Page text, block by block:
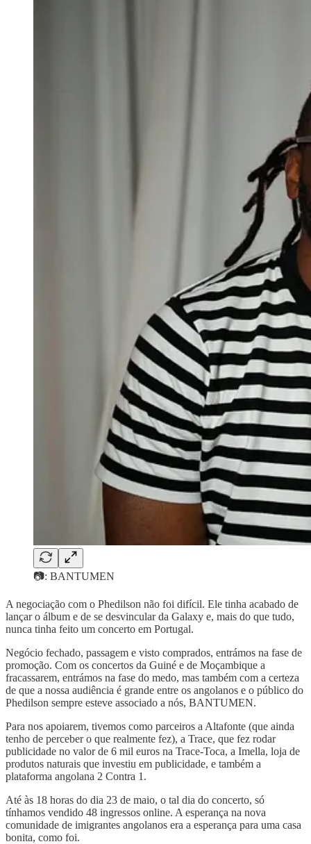
📷: BANTUMEN
A negociação com o Phedilson não foi difícil. Ele tinha acabado de
lançar o álbum e de se desvincular da Galaxy e, mais do que tudo,
nunca tinha feito um concerto em Portugal.
Negócio fechado, passagem e visto comprados, entrámos na fase de
promoção. Com os concertos da Guiné e de Moçambique a
fracassarem, entrámos na fase do medo, mas também com a certeza
de que a nossa audiência é grande entre os angolanos e o público do
Phedilson sempre esteve associado a nós, BANTUMEN.
Para nos apoiarem, tivemos como parceiros a Altafonte (que ainda
tenho de perceber o que realmente fez), a Trace, que fez rodar
publicidade no valor de 6 mil euros na Trace-Toca, a Imella, loja de
produtos naturais que investiu em publicidade, e também a
plataforma angolana 2 Contra 1.
Até às 18 horas do dia 23 de maio, o tal dia do concerto, só
tínhamos vendido 48 ingressos online. A esperança na nova
comunidade de imigrantes angolanos era a esperança para uma casa
bonita, como foi.